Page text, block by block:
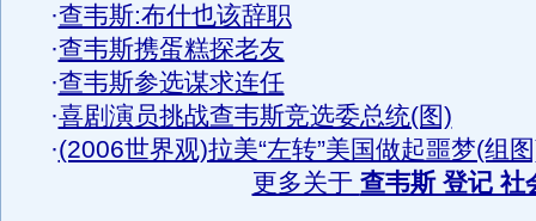
·查韦斯:布什也该辞职
·查韦斯携蛋糕探老友
·查韦斯参选谋求连任
·喜剧演员挑战查韦斯竞选委总统(图)
·(2006世界观)拉美“左转”美国做起噩梦(组
更多关于 查韦斯 登记 社